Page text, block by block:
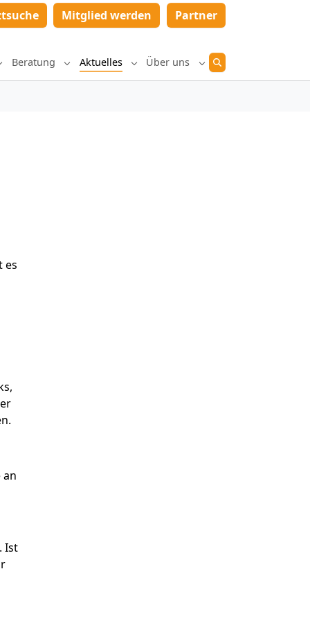
Mitglied werden Partner
for "Diagnostik und Therapie"
Beratung Submenu for "Beratung"
Aktuelles Submenu for "Aktuelles"
Über uns Submenu for "Über
es
an
Ist